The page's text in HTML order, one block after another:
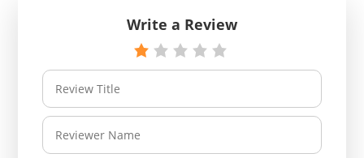
Write a Review